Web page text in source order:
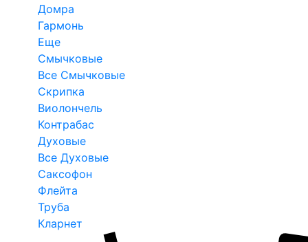
Домра
Гармонь
Еще
Смычковые
Все Смычковые
Скрипка
Виолончель
Контрабас
Духовые
Все Духовые
Саксофон
Флейта
Труба
Кларнет